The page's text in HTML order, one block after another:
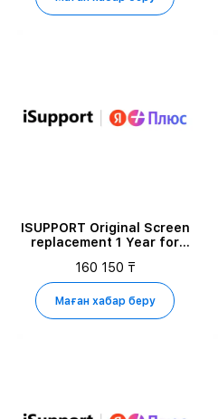
ISUPPORT Original Screen
replacement 1 Year for
160 150 ₸
Маған хабар беру